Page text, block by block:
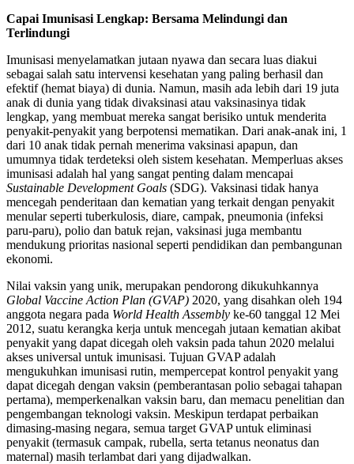
Capai Imunisasi Lengkap: Bersama Melindungi dan
Terlindungi
Imunisasi menyelamatkan jutaan nyawa dan secara luas diakui
sebagai salah satu intervensi kesehatan yang paling berhasil dan
efektif (hemat biaya) di dunia. Namun, masih ada lebih dari 19 juta
anak di dunia yang tidak divaksinasi atau vaksinasinya tidak
lengkap, yang membuat mereka sangat berisiko untuk menderita
penyakit-penyakit yang berpotensi mematikan. Dari anak-anak ini, 1
dari 10 anak tidak pernah menerima vaksinasi apapun, dan
umumnya tidak terdeteksi oleh sistem kesehatan. Memperluas akses
imunisasi adalah hal yang sangat penting dalam mencapai
Sustainable Development Goals (SDG). Vaksinasi tidak hanya
mencegah penderitaan dan kematian yang terkait dengan penyakit
menular seperti tuberkulosis, diare, campak, pneumonia (infeksi
paru-paru), polio dan batuk rejan, vaksinasi juga membantu
mendukung prioritas nasional seperti pendidikan dan pembangunan
ekonomi.
Nilai vaksin yang unik, merupakan pendorong dikukuhkannya
Global Vaccine Action Plan (GVAP) 2020, yang disahkan oleh 194
anggota negara pada World Health Assembly ke-60 tanggal 12 Mei
2012, suatu kerangka kerja untuk mencegah jutaan kematian akibat
penyakit yang dapat dicegah oleh vaksin pada tahun 2020 melalui
akses universal untuk imunisasi. Tujuan GVAP adalah
mengukuhkan imunisasi rutin, mempercepat kontrol penyakit yang
dapat dicegah dengan vaksin (pemberantasan polio sebagai tahapan
pertama), memperkenalkan vaksin baru, dan memacu penelitian dan
pengembangan teknologi vaksin. Meskipun terdapat perbaikan
dimasing-masing negara, semua target GVAP untuk eliminasi
penyakit (termasuk campak, rubella, serta tetanus neonatus dan
maternal) masih terlambat dari yang dijadwalkan.